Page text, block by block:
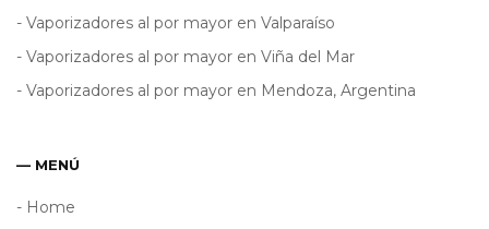
- Vaporizadores al por mayor en Valparaíso
- Vaporizadores al por mayor en Viña del Mar
- Vaporizadores al por mayor en Mendoza, Argentina
— MENÚ
- Home